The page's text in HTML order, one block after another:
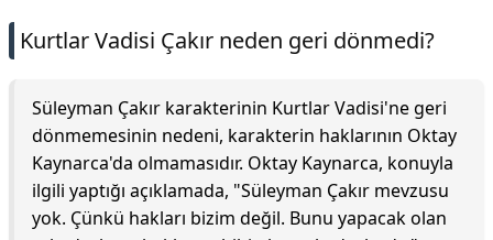
Kurtlar Vadisi Çakır neden geri dönmedi?
Süleyman Çakır karakterinin Kurtlar Vadisi'ne geri
dönmemesinin nedeni, karakterin haklarının Oktay
Kaynarca'da olmamasıdır. Oktay Kaynarca, konuyla
ilgili yaptığı açıklamada, "Süleyman Çakır mevzusu
yok. Çünkü hakları bizim değil. Bunu yapacak olan